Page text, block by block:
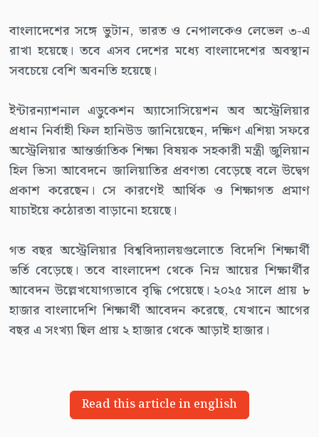
বাংলাদেশের সঙ্গে ভুটান, ভারত ও নেপালকেও লেভেল ৩-এ
রাখা হয়েছে। তবে এসব দেশের মধ্যে বাংলাদেশের অবস্থান
সবচেয়ে বেশি অবনতি হয়েছে।
ইন্টারন্যাশনাল এডুকেশন অ্যাসোসিয়েশন অব অস্ট্রেলিয়ার
প্রধান নির্বাহী ফিল হানিউড জানিয়েছেন, দক্ষিণ এশিয়া সফরে
অস্ট্রেলিয়ার আন্তর্জাতিক শিক্ষা বিষয়ক সহকারী মন্ত্রী জুলিয়ান
হিল ভিসা আবেদনে জালিয়াতির প্রবণতা বেড়েছে বলে উদ্বেগ
প্রকাশ করেছেন। সে কারণেই আর্থিক ও শিক্ষাগত প্রমাণ
যাচাইয়ে কঠোরতা বাড়ানো হয়েছে।
গত বছর অস্ট্রেলিয়ার বিশ্ববিদ্যালয়গুলোতে বিদেশি শিক্ষার্থী
ভর্তি বেড়েছে। তবে বাংলাদেশ থেকে নিম্ন আয়ের শিক্ষার্থীর
আবেদন উল্লেখযোগ্যভাবে বৃদ্ধি পেয়েছে। ২০২৫ সালে প্রায় ৮
হাজার বাংলাদেশি শিক্ষার্থী আবেদন করেছে, যেখানে আগের
বছর এ সংখ্যা ছিল প্রায় ২ হাজার থেকে আড়াই হাজার।
Read this article in english